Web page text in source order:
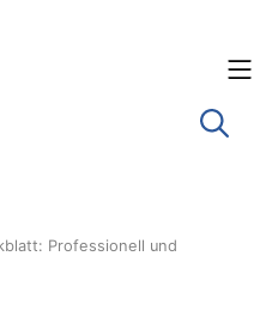
Professionell und